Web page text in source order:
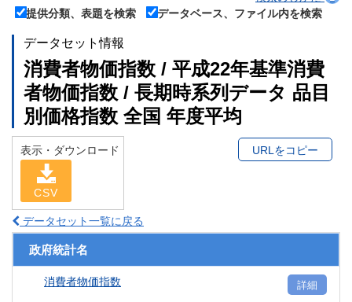
提供分類、表題を検索
データベース、ファイル内を検索
データセット情報
消費者物価指数 / 平成22年基準消費
者物価指数 / 長期時系列データ 品目
別価格指数 全国 年度平均
表示・ダウンロード
CSV
URLをコピー
データセット一覧に戻る
政府統計名
消費者物価指数 詳細